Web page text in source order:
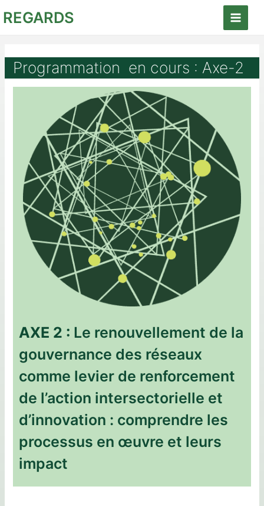
auREGARDS
Main
Programmation en cours : Axe-2
AXE 2 : Le renouvellement de la
gouvernance des réseaux
comme levier de renforcement
de l’action intersectorielle et
d’innovation : comprendre les
processus en œuvre et leurs
impact